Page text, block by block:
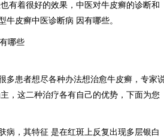
有着很好的效果，中医对牛皮癣的诊断和
皮癣中医诊断病 因有哪些。
患者想尽各种办法想治愈牛皮癣，专家
，这二种治疗各有自己的优势，下面为您
，其特征 是在红斑上反复出现多层银白